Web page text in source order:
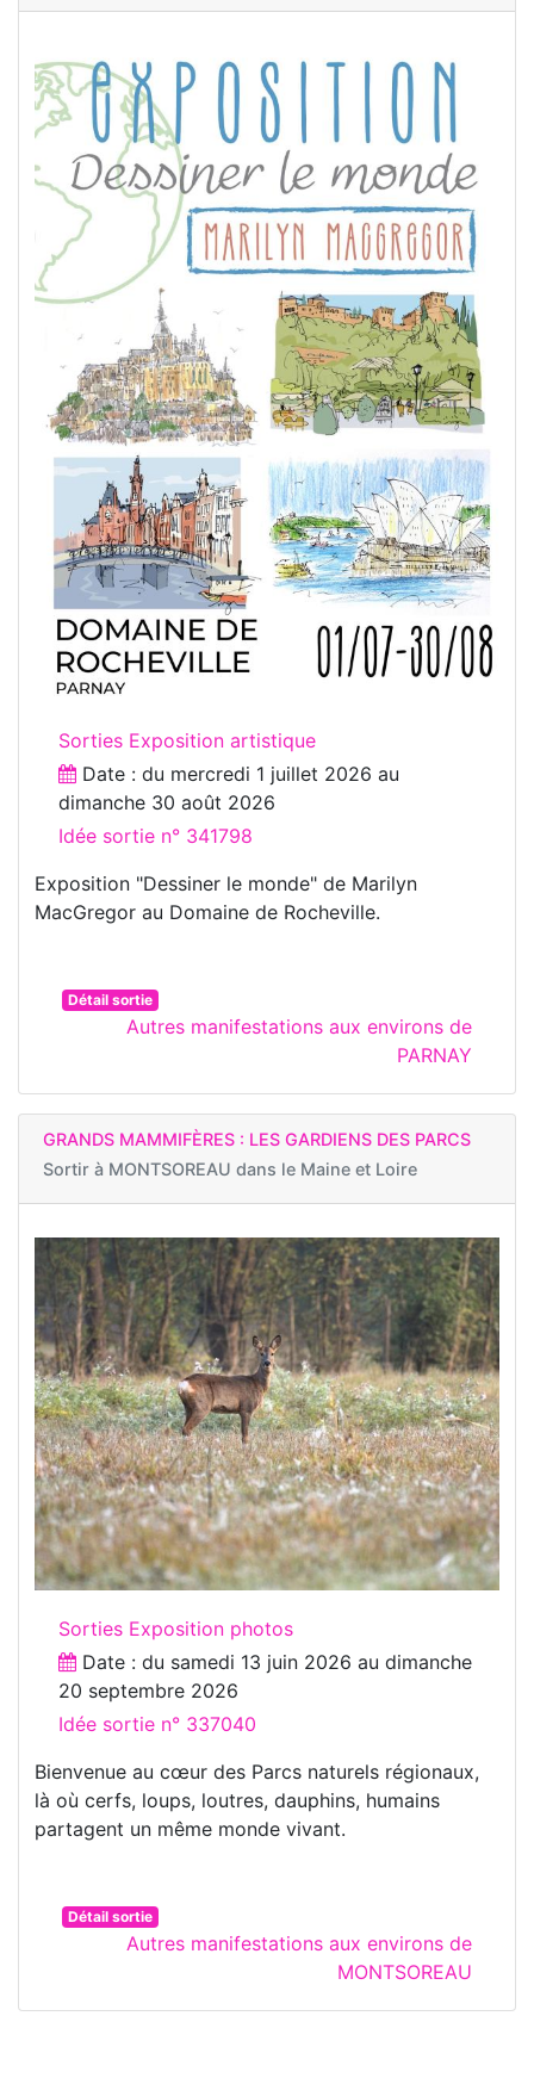
Sorties Exposition artistique
Date : du mercredi 1 juillet 2026 au
dimanche 30 août 2026
Idée sortie n° 341798
Exposition "Dessiner le monde" de Marilyn
MacGregor au Domaine de Rocheville.
Détail sortie
Autres manifestations aux environs de
PARNAY
GRANDS MAMMIFÈRES : LES GARDIENS DES PARCS
Sortir à MONTSOREAU dans le Maine et Loire
Sorties Exposition photos
Date : du samedi 13 juin 2026 au dimanche
20 septembre 2026
Idée sortie n° 337040
Bienvenue au cœur des Parcs naturels régionaux,
là où cerfs, loups, loutres, dauphins, humains
partagent un même monde vivant.
Détail sortie
Autres manifestations aux environs de
MONTSOREAU